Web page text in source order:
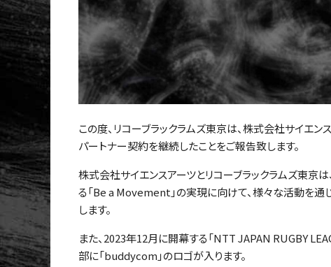
この度、リコーブラックラムズ東京は、株式会社サイエ
パートナー契約を継続したことをご報告致します。
株式会社サイエンスアーツとリコーブラックラムズ東京
る「Be a Movement」の実現に向けて、様々な活動を通
します。
また、2023年12月に開幕する「NTT JAPAN RUGBY
部に「buddycom」のロゴが入ります。